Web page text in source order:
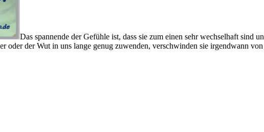
Das spannende der Gefühle ist, dass sie zum einen sehr wechselhaft sind
oder der Wut in uns lange genug zuwenden, verschwinden sie irgendwann